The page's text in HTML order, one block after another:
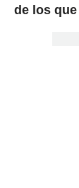
de los